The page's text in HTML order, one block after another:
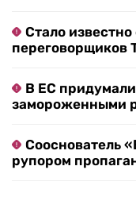
Стало
переговорщиков
В ЕС
замороженными
Сооснователь
рупором